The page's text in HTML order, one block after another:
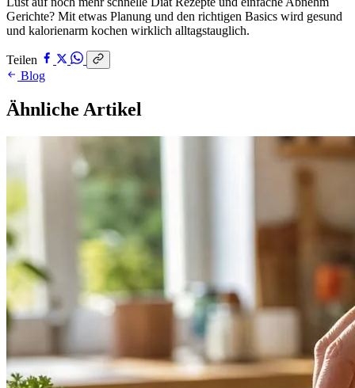
Gerichte? Mit etwas Planung und den richtigen Basics wird gesund
und kalorienarm kochen wirklich alltagstauglich.
Teilen
Blog
Ähnliche Artikel